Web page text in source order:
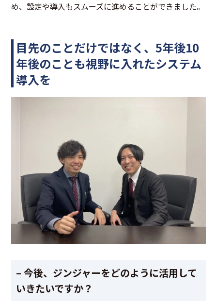
め、設定や導入もスムーズに進めることができました。
目先のことだけではなく、5年後10
年後のことも視野に入れたシステム
導入を
– 今後、ジンジャーをどのように活用して
いきたいですか？